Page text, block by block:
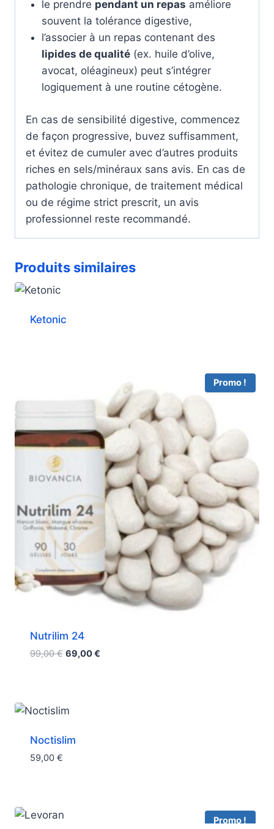
le prendre pendant un repas améliore
souvent la tolérance digestive,
l’associer à un repas contenant des
lipides de qualité(ex. huile d’olive,
avocat, oléagineux) peut s’intégrer
logiquement à une routine cétogène.
En cas de sensibilité digestive, commencez
de façon progressive, buvez suffisamment,
et évitez de cumuler avec d’autres produits
riches en sels/minéraux sans avis. En cas de
pathologie chronique, de traitement médical
ou de régime strict prescrit, un avis
professionnel reste recommandé.
Produits similaires
Ketonic
Promo !
Nutrilim 24
99,00€ Le
99,00 €.
69,00€Le
Noctislim
59,00 €
Promo !